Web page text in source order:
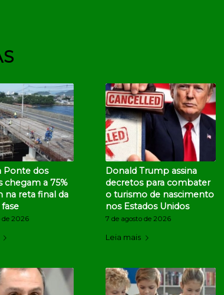
Ponte dos
chegam a 75%
na reta final da
de 2026
Donald Trump assina
decretos para combater
o turismo de nascimento
nos Estados Unidos
7 de agosto de 2026
Leia mais